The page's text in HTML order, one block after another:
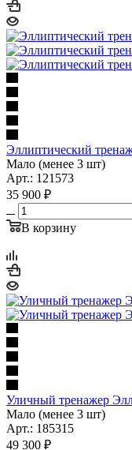
Эллиптический
Мало (менее 3 шт)
Арт.: 121573
35 900 ₽
В корзину
Уличный тренажер
Мало (менее 3 шт)
Арт.: 185315
49 300 ₽